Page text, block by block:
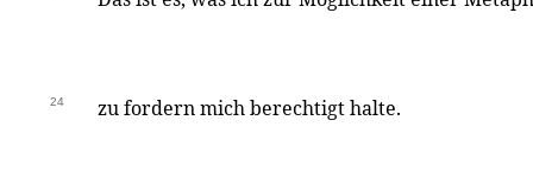
24 zu fordern mich berechtigt halte.